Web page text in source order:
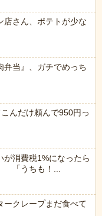
店さん、ポテトが少な
弁当』、ガチでめっち
んだけ頼んで950円っ
消費税1%になったら
「うちも！...
ークレープまだ食べて